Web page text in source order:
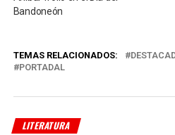
Bandoneón
TEMAS RELACIONADOS:
PORTADAL
LITERATURA